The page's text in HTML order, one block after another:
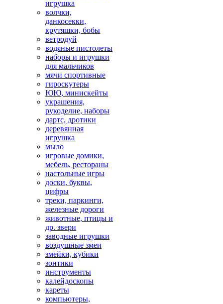
игрушка
волчки,
данкосекки,
крутяшки, бобы
ветродуй
водяные пистолеты
наборы и игрушки
для мальчиков
мячи спортивные
гироскутеры
ЮЮ, минискейты
украшения,
рукоделие, наборы
дартс, дротики
деревянная
игрушка
мыло
игровые домики,
мебель, рестораны
настольные игры
доски, буквы,
цифры
треки, паркинги,
железные дороги
животные, птицы и
др. звери
заводные игрушки
воздушные змеи
змейки, кубики
зонтики
инструменты
калейдоскопы
кареты
компьютеры,